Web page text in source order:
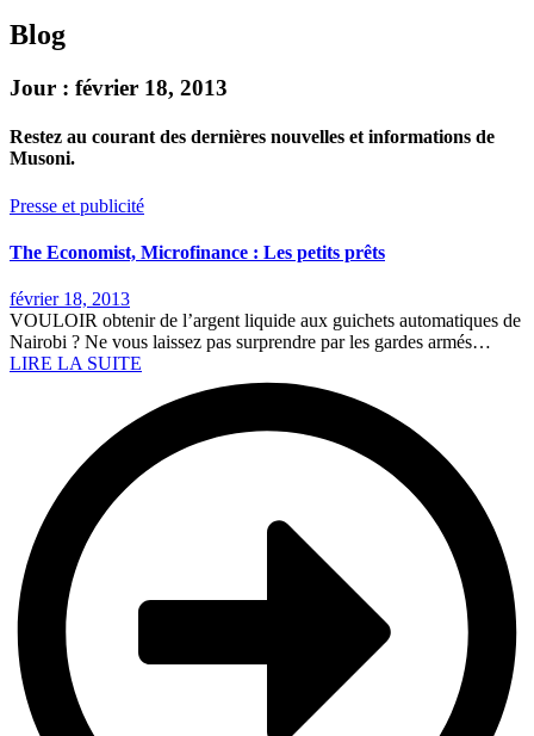
Blog
Jour : février 18, 2013
Restez au courant des dernières nouvelles et informations de
Musoni.
Presse et publicité
The Economist, Microfinance : Les petits prêts
février 18, 2013
VOULOIR obtenir de l’argent liquide aux guichets automatiques de
Nairobi ? Ne vous laissez pas surprendre par les gardes armés…
LIRE LA SUITE